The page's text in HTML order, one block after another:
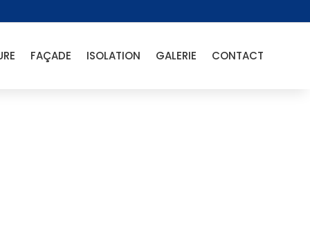
FAÇADE ISOLATION GALERIE CONTACT